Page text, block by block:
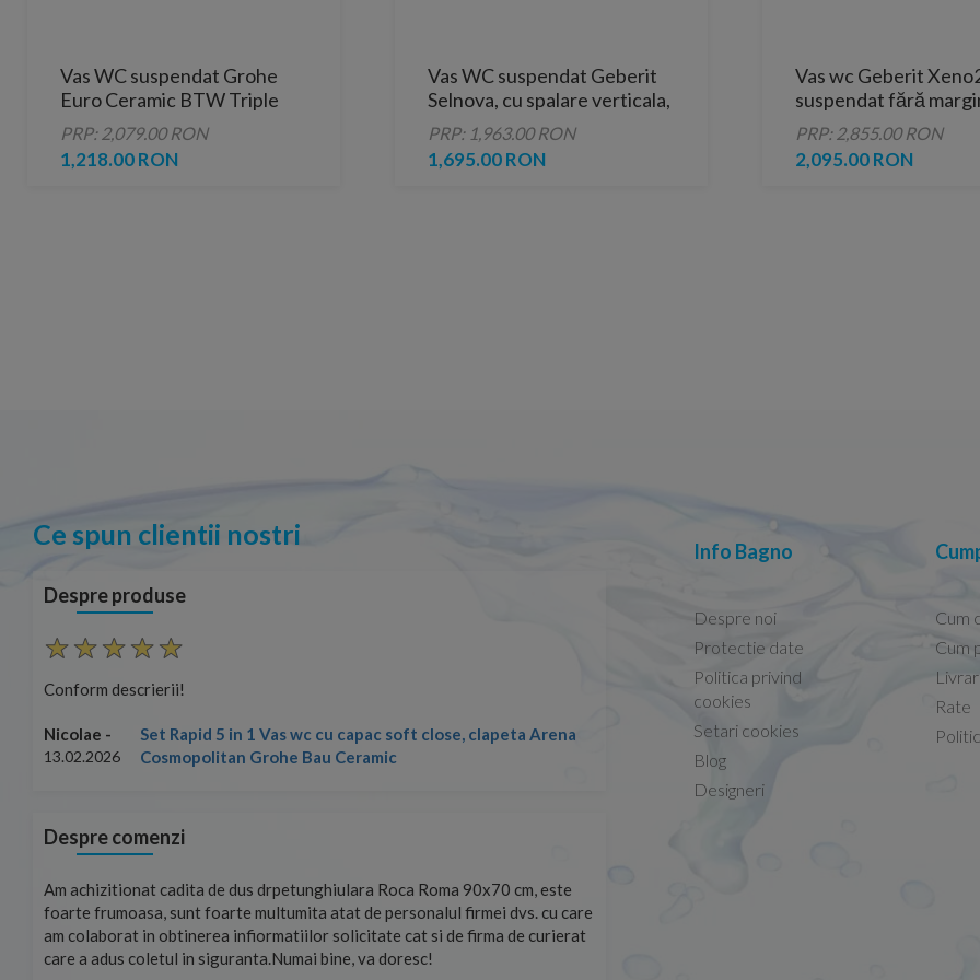
Vas WC suspendat Grohe
Euro Ceramic BTW Triple
Vortex Rimless, 54 x 37,4 cm
PRP: 2,079.00 RON
1,218.00 RON
Vas WC suspendat Geberit
Selnova, cu spalare verticala,
53x35.5x34
PRP: 1,963.00 RON
1,695.00 RON
Vas wc Geberit
suspendat fără
PRP: 2,855.00 RON
2,095.00 RON
Ce spun clientii nostri
Despre produse
Conform descrierii!
Nicolae -
13.02.2026
Set Rapid 5 in 1 Vas wc cu capac soft close, clapeta Arena
Cosmopolitan Grohe Bau Ceramic
Conform descrierii!
13.02.2026
Despre comenzi
Am achizitionat cadita de dus drpetunghiulara Roca Roma 90x70 cm, este
foarte frumoasa, sunt foarte multumita atat de personalul firmei dvs. cu care
am colaborat in obtinerea infiormatiilor solicitate cat si de firma de curierat
care a adus coletul in siguranta.Numai bine, va doresc!
Info Bagno
Despre noi
Protectie date
Politica privind
cookies
Setari cookies
Blog
Designeri
Cum
Cum
Rate